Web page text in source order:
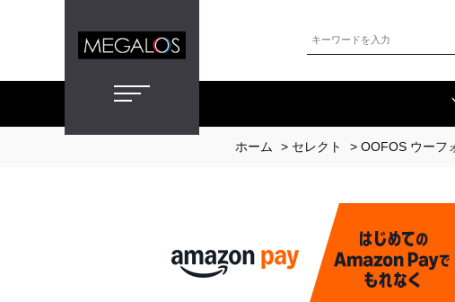
ホーム > セレクト > OOFOS ウーフ